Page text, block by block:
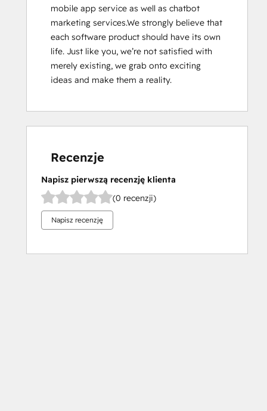
mobile app service as well as chatbot
marketing services.We strongly believe that
each software product should have its own
life. Just like you, we’re not satisfied with
merely existing, we grab onto exciting
ideas and make them a reality.
Recenzje
Napisz pierwszą recenzję klienta
(0 recenzji)
Napisz recenzję